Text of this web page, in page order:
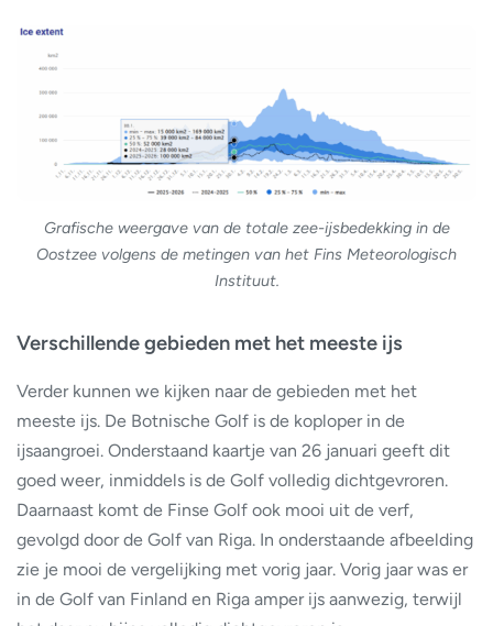
Grafische weergave van de totale zee-ijsbedekking in de
Oostzee volgens de metingen van het Fins Meteorologisch
Instituut.
Verschillende gebieden met het meeste ijs
Verder kunnen we kijken naar de gebieden met het
meeste ijs. De Botnische Golf is de koploper in de
ijsaangroei. Onderstaand kaartje van 26 januari geeft dit
goed weer, inmiddels is de Golf volledig dichtgevroren.
Daarnaast komt de Finse Golf ook mooi uit de verf,
gevolgd door de Golf van Riga. In onderstaande afbeelding
zie je mooi de vergelijking met vorig jaar. Vorig jaar was er
in de Golf van Finland en Riga amper ijs aanwezig, terwijl